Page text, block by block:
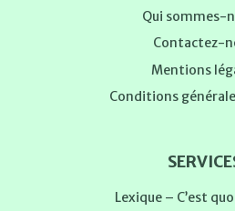
Qui sommes-
Contactez-
Mentions
Conditions
Lexique – C’est